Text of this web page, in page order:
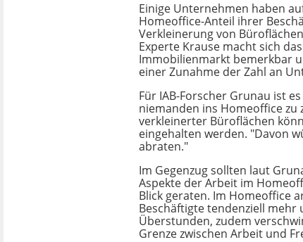
Einige Unternehmen haben
Homeoffice-Anteil ihrer
Verkleinerung von
Experte Krause macht sich
Immobilienmarkt bemerkbar
einer Zunahme der Zahl an
Für IAB-Forscher Grunau ist
niemanden ins Homeoffice zu
verkleinerter Büroflächen
eingehalten werden. "Davon
abraten."
Im Gegenzug sollten laut
Aspekte der Arbeit im
Blick geraten. Im Homeoffice
Beschäftigte tendenziell mehr
Überstunden, zudem
Grenze zwischen Arbeit und